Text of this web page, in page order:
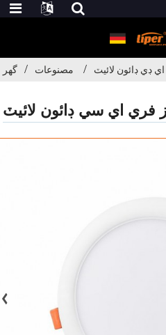
گھر مصنوعات اي ڊي ڊائون لائيٽ
فري اي سي ڊائون لائيٽ